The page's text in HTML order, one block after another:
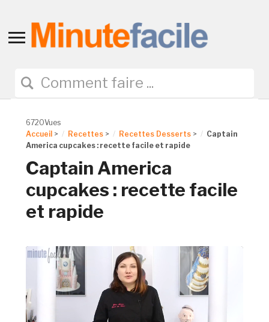
Toggle
navigation
6720Vues
Accueil > Recettes > Recettes Desserts >
Captain
America cupcakes : recette facile et rapide
Captain America
cupcakes : recette facile
et rapide